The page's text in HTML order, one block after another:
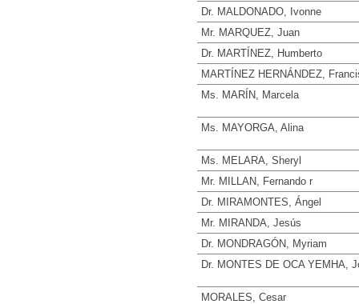
Dr. MALDONADO, Ivonne
Mr. MARQUEZ, Juan
Dr. MARTÍNEZ, Humberto
MARTÍNEZ HERNÁNDEZ,
Ms. MARÍN, Marcela
Ms. MAYORGA, Alina
Ms. MELARA, Sheryl
Mr. MILLAN, Fernando r
Dr. MIRAMONTES, Ángel
Mr. MIRANDA, Jesús
Dr. MONDRAGÓN, Myriam
Dr. MONTES DE OCA YEMHA,
MORALES, Cesar